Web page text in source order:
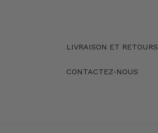
LIVRAISON ET RETOURS
CONTACTEZ-NOUS